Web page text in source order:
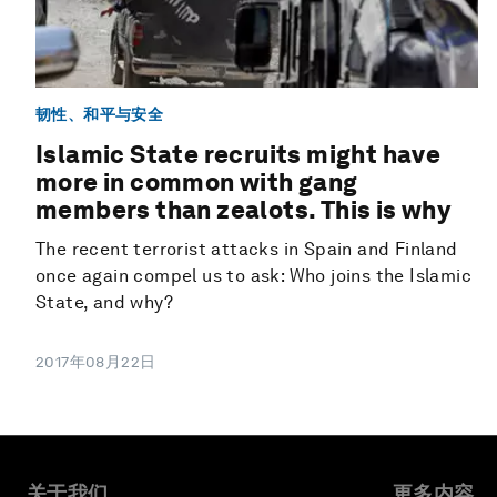
韧性、和平与安全
Islamic State recruits might have
more in common with gang
members than zealots. This is why
The recent terrorist attacks in Spain and Finland
once again compel us to ask: Who joins the Islamic
State, and why?
2017年08月22日